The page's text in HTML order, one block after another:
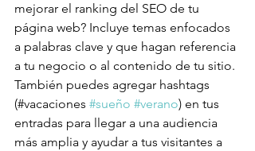
mejorar el ranking del SEO de tu
página web? Incluye temas enfocados
a palabras clave y que hagan referencia
a tu negocio o al contenido de tu sitio.
También puedes agregar hashtags
(#vacaciones #sueño #verano) en tus
entradas para llegar a una audiencia
más amplia y ayudar a tus visitantes a